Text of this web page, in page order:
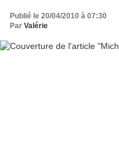
Publié le 20/04/2010 à 07:30
Par Valérie